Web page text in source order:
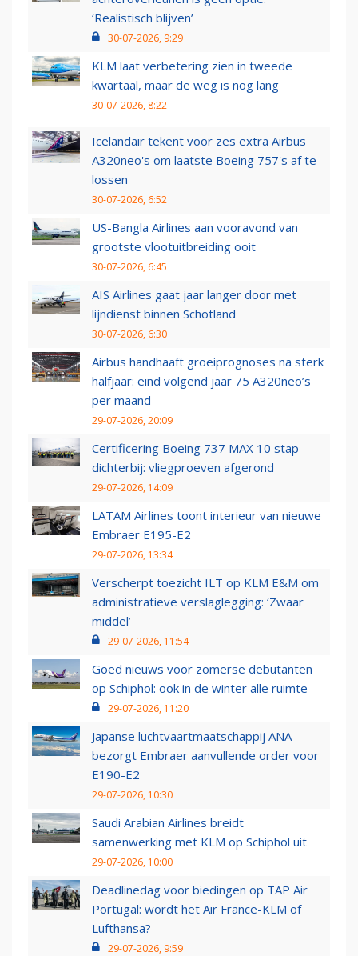
‘Realistisch blijven’
30-07-2026, 9:29
KLM laat verbetering zien in tweede
kwartaal, maar de weg is nog lang
30-07-2026, 8:22
Icelandair tekent voor zes extra Airbus
A320neo's om laatste Boeing 757's af te
lossen
30-07-2026, 6:52
US-Bangla Airlines aan vooravond van
grootste vlootuitbreiding ooit
30-07-2026, 6:45
AIS Airlines gaat jaar langer door met
lijndienst binnen Schotland
30-07-2026, 6:30
Airbus handhaaft groeiprognoses na sterk
halfjaar: eind volgend jaar 75 A320neo’s
per maand
29-07-2026, 20:09
Certificering Boeing 737 MAX 10 stap
dichterbij: vliegproeven afgerond
29-07-2026, 14:09
LATAM Airlines toont interieur van nieuwe
Embraer E195-E2
29-07-2026, 13:34
Verscherpt toezicht ILT op KLM E&M om
administratieve verslaglegging: ‘Zwaar
middel’
29-07-2026, 11:54
Goed nieuws voor zomerse debutanten
op Schiphol: ook in de winter alle ruimte
29-07-2026, 11:20
Japanse luchtvaartmaatschappij ANA
bezorgt Embraer aanvullende order voor
E190-E2
29-07-2026, 10:30
Saudi Arabian Airlines breidt
samenwerking met KLM op Schiphol uit
29-07-2026, 10:00
Deadlinedag voor biedingen op TAP Air
Portugal: wordt het Air France-KLM of
Lufthansa?
29-07-2026, 9:59